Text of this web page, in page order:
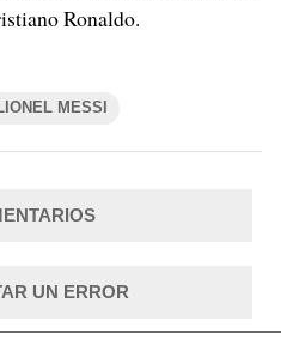
Ronaldo.
MESSI
UN ERROR